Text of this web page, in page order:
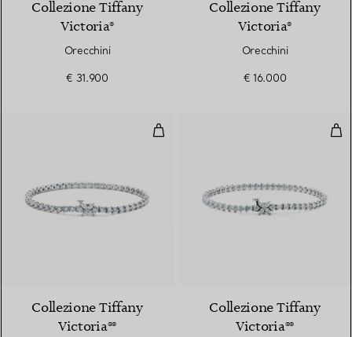
Collezione Tiffany
Victoria®
Orecchini
€ 31.900
Collezione Tiffany
Victoria®
Orecchini
€ 16.000
Bracciale tennis
Collezione Tiffany
Victoria®®
Collezione Tiffany
Victoria®®